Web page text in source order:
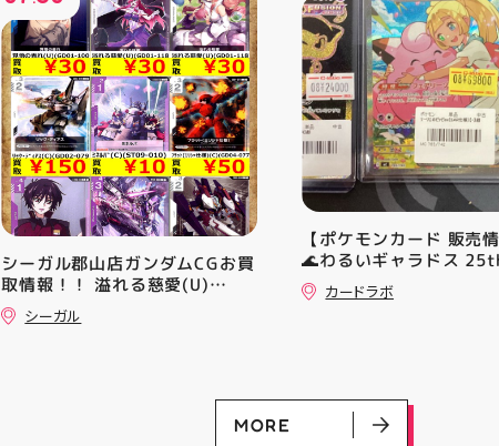
事やご友人との集まり、夏休み
のお出かけにもぴったり！ 屋台
グルメとBBQを一緒に楽しめる
「お祭りBBQビアガーデン」
で、夏の思い出を作りません
か？ 皆さまのご来店をスタッフ
一同、心よりお待ちしておりま
す お祭りBBQビアガーデン ア
ティ郡山屋台村
━━━━━━━━━━━━━━
━ ご予約・詳細はプロフィール
━━━━━━━━━━━━━━
━ #アティ郡山 #郡山 #郡山グ
ルメ #郡山BBQ #ビアガーデン
#お祭りBBQ #屋台グルメ #手
おでかけ #夏の思い出 #BBQ
シーガル郡山店ガンダムCGお買
取情報！！ 溢れる慈愛(U)
(GD01-118) ￥30 覚悟の表れ
(U)(GD01-100) ￥30 ﾌﾗｯﾄ(ﾐﾘ
シーガル
加お待ちしております！
【ポケモンカード 販売
🌊わるいギャラドス
ーリエのピッピex 🔮ミ
vmax UR 入荷いたしま
カードラボ
MORE